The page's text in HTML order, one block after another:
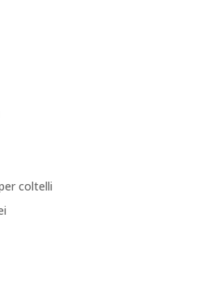
coltelli